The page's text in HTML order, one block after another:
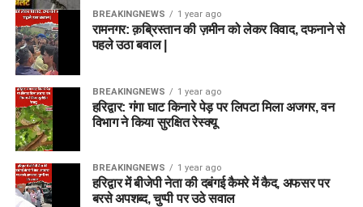
BREAKINGNEWS 1 year ago
रामनगर: क़ब्रिस्तान की ज़मीन को लेकर विवाद, दफनाने से
पहले उठा बवाल |
BREAKINGNEWS 1 year ago
हरिद्वार: गंगा घाट किनारे पेड़ पर लिपटा मिला अजगर, वन
विभाग ने किया सुरक्षित रेस्क्यू
BREAKINGNEWS 1 year ago
हरिद्वार में बीजेपी नेता की दबंगई कैमरे में कैद, अफसर पर
बरसे अपशब्द, चुप्पी पर उठे सवाल